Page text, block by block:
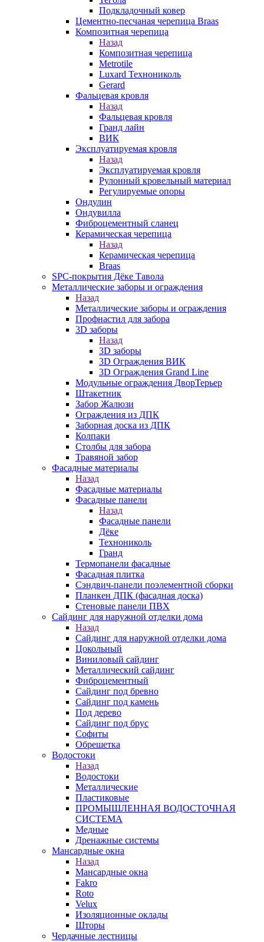
Подкладочный ковер
Цементно-песчаная черепица Braas
Композитная черепица
Назад
Композитная черепица
Metrotile
Luxard Технониколь
Gerard
Фальцевая кровля
Назад
Фальцевая кровля
Гранд лайн
ВИК
Эксплуатируемая кровля
Назад
Эксплуатируемая кровля
Рулонный кровельный материал
Регулируемые опоры
Ондулин
Ондувилла
Фиброцементный сланец
Керамическая черепица
Назад
Керамическая черепица
Braas
SPC-покрытия Дёке Тавола
Металлические заборы и ограждения
Назад
Металлические заборы и ограждения
Профнастил для забора
3D заборы
Назад
3D заборы
3D Ограждения ВИК
3D Ограждения Grand Line
Модульные ограждения ДворТерьер
Штакетник
Забор Жалюзи
Ограждения из ДПК
Заборная доска из ДПК
Колпаки
Столбы для забора
Травяной забор
Фасадные материалы
Назад
Фасадные материалы
Фасадные панели
Назад
Фасадные панели
Дёке
Технониколь
Гранд
Термопанели фасадные
Фасадная плитка
Сэндвич-панели поэлементной сборки
Планкен ДПК (фасадная доска)
Стеновые панели ПВХ
Сайдинг для наружной отделки дома
Назад
Сайдинг для наружной отделки дома
Цокольный
Виниловый сайдинг
Металлический сайдинг
Фиброцементный
Сайдинг под бревно
Сайдинг под камень
Под дерево
Сайдинг под брус
Софиты
Обрешетка
Водостоки
Назад
Водостоки
Металлические
Пластиковые
ПРОМЫШЛЕННАЯ ВОДОСТОЧНАЯ
СИСТЕМА
Медные
Дренажные системы
Мансардные окна
Назад
Мансардные окна
Fakro
Roto
Velux
Изоляционные оклады
Шторы
Чердачные лестницы